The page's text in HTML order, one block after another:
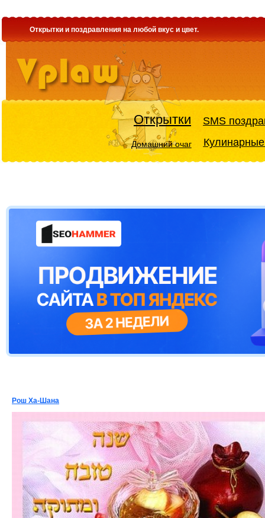
Открытки и поздравления на любой вкус и цвет.
Открытки SMS
Домашний очаг
Рош Ха-Шана